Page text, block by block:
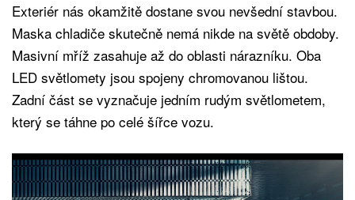
Exteriér nás okamžitě dostane svou nevšední stavbou.
Maska chladiče skutečně nemá nikde na světě obdoby.
Masivní mříž zasahuje až do oblasti nárazníku. Oba
LED světlomety jsou spojeny chromovanou lištou.
Zadní část se vyznačuje jedním rudým světlometem,
který se táhne po celé šířce vozu.